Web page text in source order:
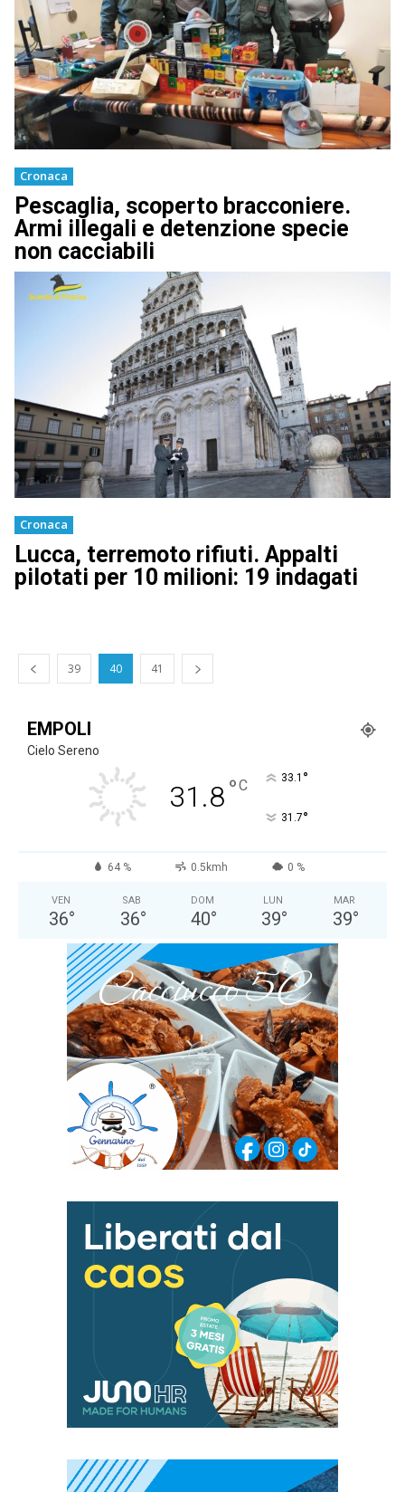
Cronaca
Pescaglia, scoperto bracconiere.
Armi illegali e detenzione specie
non cacciabili
Cronaca
Lucca, terremoto rifiuti. Appalti
pilotati per 10 milioni: 19 indagati
39 40 41
EMPOLI
Cielo Sereno
31.8°C 33.1 °
31.7°
64 % 0.5kmh 0 %
VEN
36°
SAB
36°
DOM
40°
LUN
39°
MAR
39°